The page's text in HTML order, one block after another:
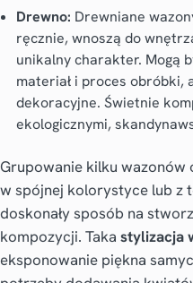
Drewno: Drewniane
ręcznie, wnoszą do
unikalny charakter. Mogą
materiał i proces obróbki,
dekoracyjne. Świetnie
ekologicznymi,
Grupowanie kilku wazonów
w spójnej kolorystyce lub z
doskonały sposób na
kompozycji. Taka stylizacja
eksponowanie piękna